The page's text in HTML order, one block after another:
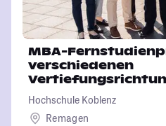
MBA-
verschiedenen
Hochschule Koblenz
Remagen